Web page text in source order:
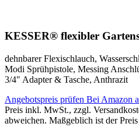
KESSER® flexibler
dehnbarer Flexischlauch,
Modi Sprühpistole, Messing
3/4" Adapter & Tasche, Anthrazit
Angebotspreis prüfen Bei Amazon
Preis inkl. MwSt., zzgl.
abweichen. Maßgeblich ist der